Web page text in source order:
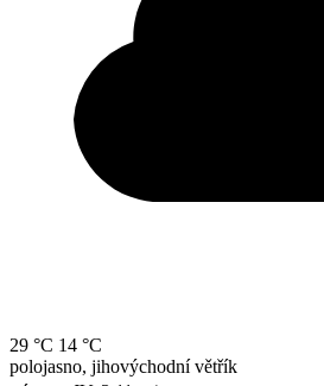
29 °C 14 °C
polojasno, jihovýchodní větřík